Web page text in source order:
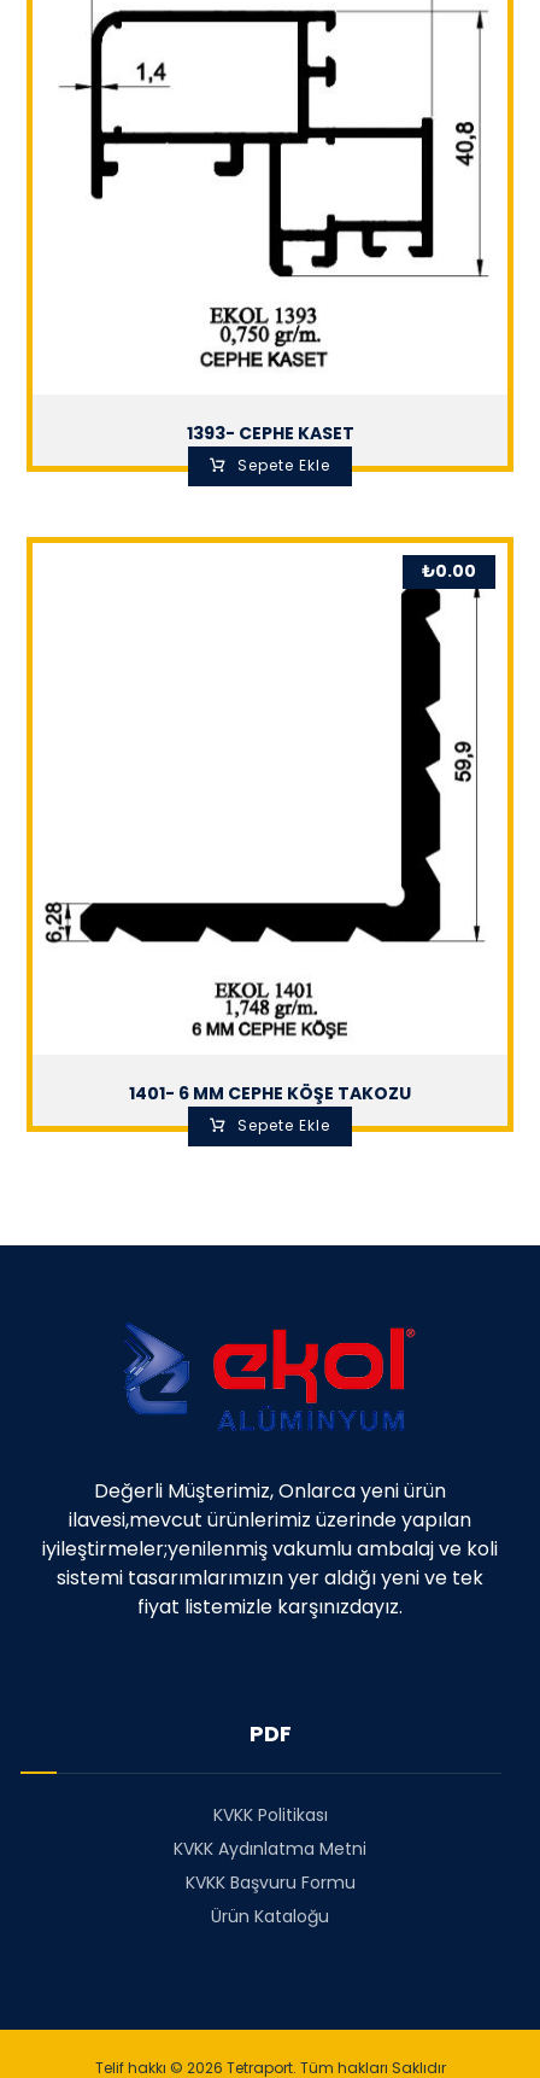
1393- CEPHE KASET
Sepete Ekle
1401- 6 MM CEPHE KÖŞE TAKOZU
₺0.00
Sepete Ekle
Değerli Müşterimiz, Onlarca yeni ürün
ilavesi,mevcut ürünlerimiz üzerinde yapılan
iyileştirmeler;yenilenmiş vakumlu ambalaj ve koli
sistemi tasarımlarımızın yer aldığı yeni ve tek
fiyat listemizle karşınızdayız.
PDF
KVKK Politikası
KVKK Aydınlatma Metni
KVKK Başvuru Formu
Ürün Kataloğu
Telif hakkı © 2026 Tetraport. Tüm hakları Saklıdır